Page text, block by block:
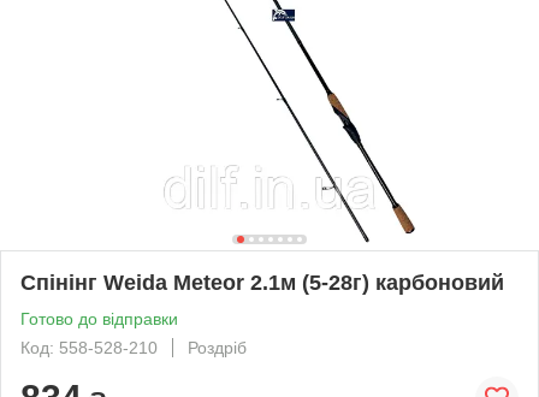
Спінінг Weida Meteor 2.1м (5-28г) карбоновий
Готово до відправки
Код: 558-528-210
Роздріб